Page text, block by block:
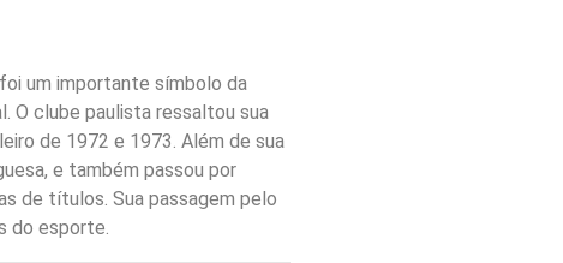
um importante símbolo da
O clube paulista ressaltou sua
de 1972 e 1973. Além de sua
e também passou por
de títulos. Sua passagem pelo
do esporte.